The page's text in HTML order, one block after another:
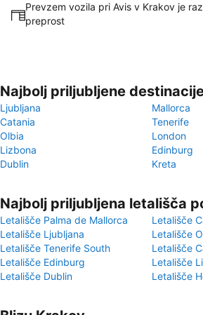
Prevzem vozila pri Avis v Krakov je
preprost
Najbolj priljubljene
Ljubljana
Mallorca
Catania
Tenerife
Olbia
London
Lizbona
Edinburg
Dublin
Kreta
Najbolj priljubljena letališča
Letališče Palma de Mallorca
Letališče
Letališče Ljubljana
Letališče
Letališče Tenerife South
Letališče
Letališče Edinburg
Letališče
Letališče Dublin
Letališče